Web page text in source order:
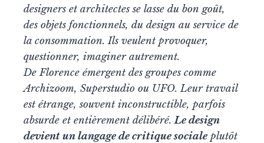
designers et architectes se lasse du bon goût,
des objets fonctionnels, du design au service de
la consommation. Ils veulent provoquer,
questionner, imaginer autrement.
De Florence émergent des groupes comme
Archizoom, Superstudio ou UFO. Leur travail
est étrange, souvent inconstructible, parfois
absurde et entièrement délibéré.Le design
devient un langage de critique sociale plutôt